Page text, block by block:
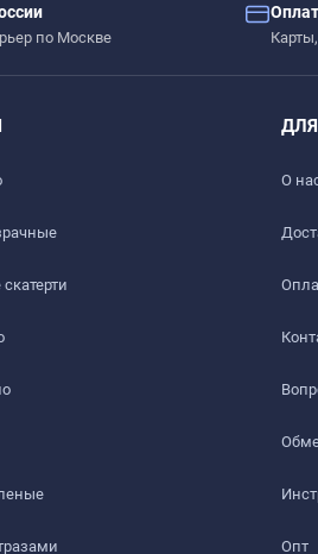
2 дня.
закрепление не требуется.
поверхность под пленкой могут
1 месяца происходит утяжка
по Москве
О
Опт